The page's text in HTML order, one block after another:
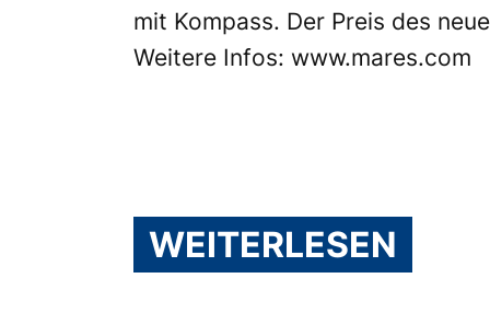
mit Kompass. Der Preis des
Weitere Infos: www.mares.com
WEITERLESEN